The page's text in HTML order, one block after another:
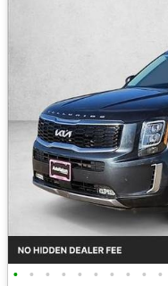
• • • • • • • • • •